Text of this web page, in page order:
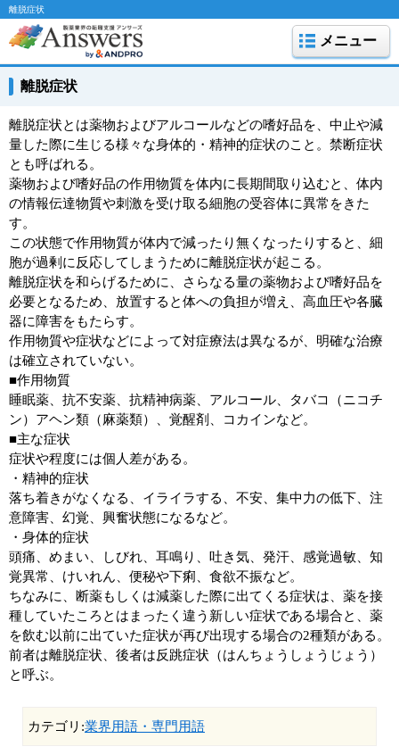
離脱症状
メニュー
離脱症状
離脱症状とは薬物およびアルコールなどの嗜好品を、中止や減
量した際に生じる様々な身体的・精神的症状のこと。禁断症状
とも呼ばれる。
薬物および嗜好品の作用物質を体内に長期間取り込むと、体内
の情報伝達物質や刺激を受け取る細胞の受容体に異常をきた
す。
この状態で作用物質が体内で減ったり無くなったりすると、細
胞が過剰に反応してしまうために離脱症状が起こる。
離脱症状を和らげるために、さらなる量の薬物および嗜好品を
必要となるため、放置すると体への負担が増え、高血圧や各臓
器に障害をもたらす。
作用物質や症状などによって対症療法は異なるが、明確な治療
は確立されていない。
■作用物質
睡眠薬、抗不安薬、抗精神病薬、アルコール、タバコ（ニコチ
ン）アヘン類（麻薬類）、覚醒剤、コカインなど。
■主な症状
症状や程度には個人差がある。
・精神的症状
落ち着きがなくなる、イライラする、不安、集中力の低下、注
意障害、幻覚、興奮状態になるなど。
・身体的症状
頭痛、めまい、しびれ、耳鳴り、吐き気、発汗、感覚過敏、知
覚異常、けいれん、便秘や下痢、食欲不振など。
ちなみに、断薬もしくは減薬した際に出てくる症状は、薬を接
種していたころとはまったく違う新しい症状である場合と、薬
を飲む以前に出ていた症状が再び出現する場合の2種類がある。
前者は離脱症状、後者は反跳症状（はんちょうしょうじょう）
と呼ぶ。
カテゴリ:業界用語・専門用語